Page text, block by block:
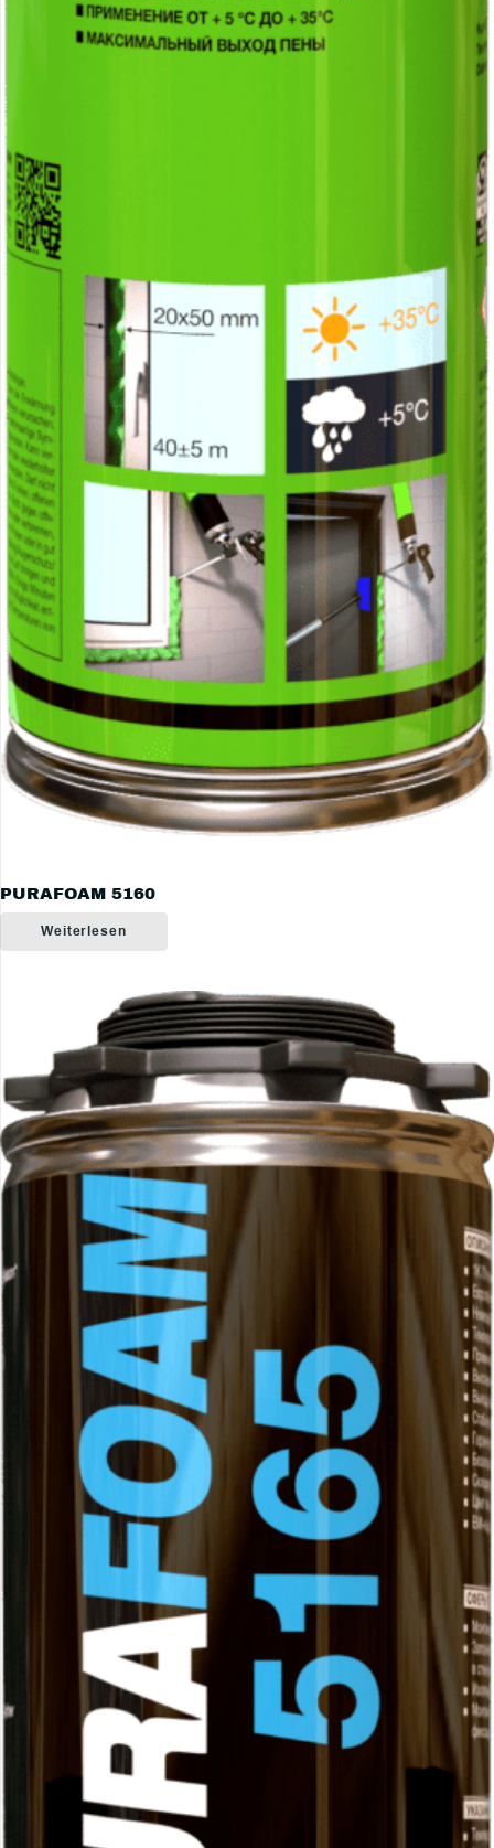
PURAFOAM 5160
Weiterlesen